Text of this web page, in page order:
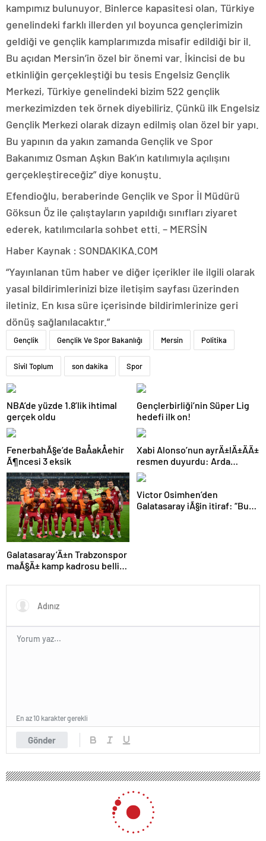
kampımız bulunuyor. Binlerce kapasitesi olan, Türkiye
genelindeki farklı illerden yıl boyunca gençlerimizin
geldiği ve gençlik kamplarımızda misafir edildiği bir il.
Bu açıdan Mersin’in özel bir önemi var. İkincisi de bu
etkinliğin gerçekleştiği bu tesis Engelsiz Gençlik
Merkezi, Türkiye genelindeki bizim 522 gençlik
merkezimizden tek örnek diyebiliriz. Çünkü ilk Engelsiz
Gençlik Merkezi olarak dizayn edilmiş olan özel bir yapı.
Bu yapının da yakın zamanda Gençlik ve Spor
Bakanımız Osman Aşkın Bak’ın katılımıyla açılışını
gerçekleştireceğiz” diye konuştu.
Efendioğlu, beraberinde Gençlik ve Spor İl Müdürü
Göksun Öz ile çalıştayların yapıldığı sınıfları ziyaret
ederek, katılımcılarla sohbet etti. – MERSİN
Haber Kaynak : SONDAKIKA.COM
“Yayınlanan tüm haber ve diğer içerikler ile ilgili olarak
yasal bildirimlerinizi bize iletişim sayfası üzerinden
iletiniz. En kısa süre içerisinde bildirimlerinize geri
dönüş sağlanılacaktır.”
Gençlik Gençlik Ve Spor Bakanlığı Mersin Politika
Sivil Toplum son dakika Spor
NBA’de yüzde 1.8’lik ihtimal
gerçek oldu
Gençlerbirliği’nin Süper Lig
hedefi ilk on!
FenerbahÃ§e’de BaÅakÅehir
Ã¶ncesi 3 eksik
Xabi Alonso’nun ayrÄ±lÄ±ÄÄ±
resmen duyurdu: Arda
GÃ¼ler’in yeni hocasÄ±
olmak iÃ§in geri sayÄ±m
baÅladÄ±
Galatasaray’Ä±n Trabzonspor
maÃ§Ä± kamp kadrosu belli
Victor Osimhen’den
Galatasaray iÃ§in itiraf: “Bu
Gönder
En az 10 karakter gerekli